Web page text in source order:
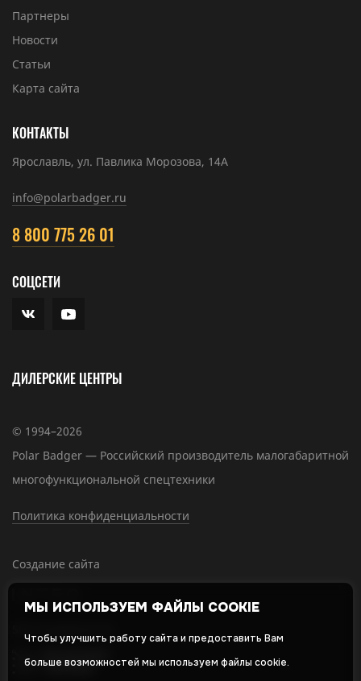
Партнеры
Новости
Статьи
Карта сайта
КОНТАКТЫ
Ярославль, ул. Павлика Морозова, 14А
info@polarbadger.ru
8 800 775 26 01
СОЦСЕТИ
ДИЛЕРСКИЕ ЦЕНТРЫ
© 1994–2026
Polar Badger — Российский производитель малогабаритной
многофункциональной спецтехники
Политика конфиденциальности
Создание сайта
МЫ ИСПОЛЬЗУЕМ ФАЙЛЫ COOKIE
Чтобы улучшить работу сайта и предоставить Вам
больше возможностей мы используем файлы cookie.